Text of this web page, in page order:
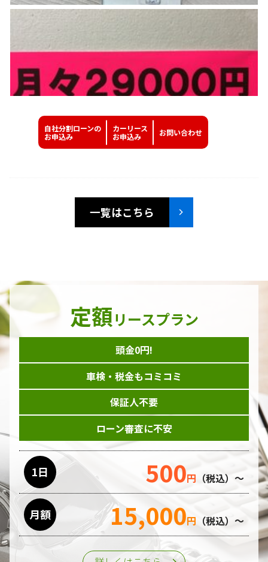
自社分割ローンの
お申込み
カーリース
お申込み
お問い合わせ
一覧はこちら
定額リースプラン
頭金0円!
車検・税金もコミコミ
保証人不要
ローン審査に不安
1日 500円 （税込）～
月額 15,000円 （税込）～